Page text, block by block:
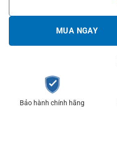
MUA NGAY
Bảo hành chính hãng